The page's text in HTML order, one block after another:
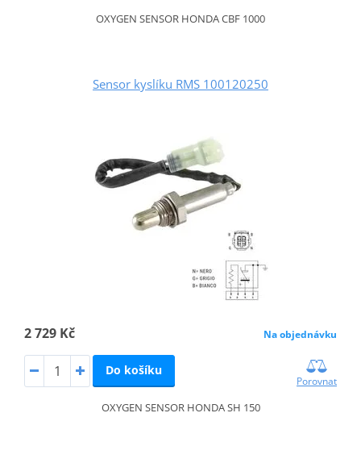
OXYGEN SENSOR HONDA CBF 1000
Sensor kyslíku RMS 100120250
2 729 Kč Na objednávku
Do košíku
Porovnat
OXYGEN SENSOR HONDA SH 150